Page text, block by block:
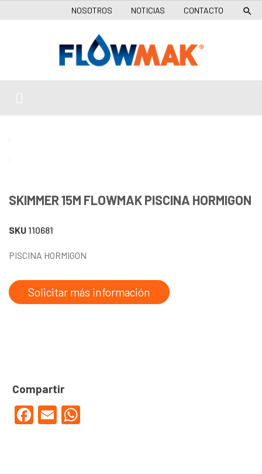
NOSOTROS NOTICIAS CONTACTO 
SKIMMER 15M FLOWMAK PISCINA HORMIGON
SKU 110681
PISCINA HORMIGON
Solicitar más información